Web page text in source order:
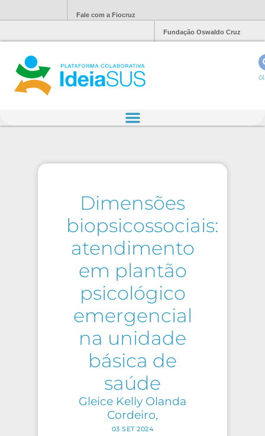
Fale com a Fiocruz
Fundação Oswaldo Cruz
Dimensões
biopsicossociais:
atendimento
em plantão
psicológico
emergencial
na unidade
básica de
saúde
Gleice Kelly Olanda
Cordeiro,
03 SET 2024